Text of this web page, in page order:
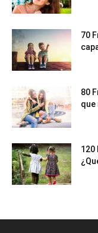
70
80
que
120